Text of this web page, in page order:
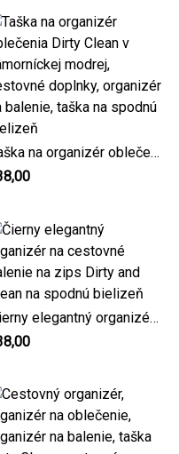
Taška na organizér oblečenia Dirty Clean v námorníckej modrej, cestovné doplnky, organizér na balenie, taška na spodnú bielizeň
Čierny elegantný organizér na cestovné balenie na zips Dirty and Clean na spodnú bielizeň